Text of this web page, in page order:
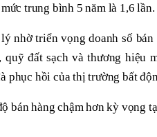
trung bình 5 năm là 1,6 lần.
nhờ triển vọng doanh số bán
đất sạch và thương hiệu
phục hồi của thị trường bất
bán hàng chậm hơn kỳ vọng